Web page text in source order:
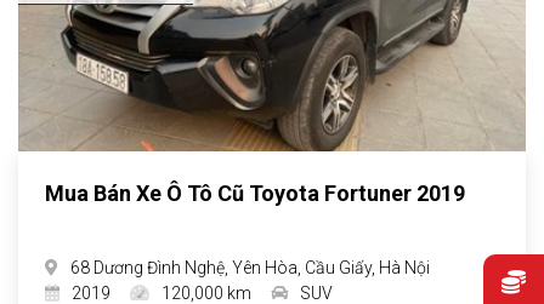
Mua Bán Xe Ô Tô Cũ Toyota Fortuner 2019
68 Dương Đình Nghệ, Yên Hòa, Cầu Giấy, Hà Nội
2019
120,000 km SUV